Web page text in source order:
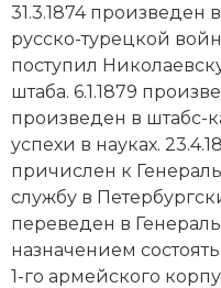
История,
исторического
Итория
Латинская Америка
Новая история
Новейшая история
31.3.1874 произведен
русско-турецкой
поступил
штаба. 6.1.1879
произведен в штабс-
успехи в науках.
причислен к
службу в
переведен в
назначением
1-го армейского